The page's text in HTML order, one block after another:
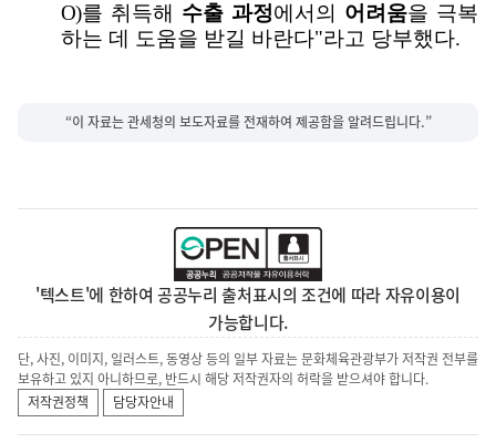
O)를 취득해 수출 과정에서의 어려움을 극복
하는 데 도움을 받길 바란다"라고 당부했다.
“이 자료는 관세청의 보도자료를 전재하여 제공함을 알려드립니다.”
'텍스트'에 한하여 공공누리 출처표시의 조건에 따라 자유이용이
가능합니다.
단, 사진, 이미지, 일러스트, 동영상 등의 일부 자료는 문화체육관광부가 저작권 전부를
보유하고 있지 아니하므로, 반드시 해당 저작권자의 허락을 받으셔야 합니다.
저작권정책
담당자안내